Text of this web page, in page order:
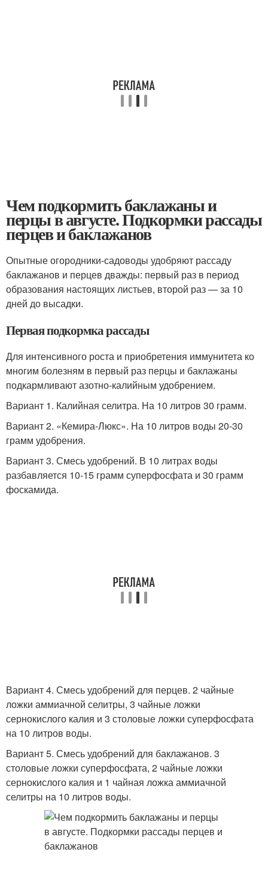
Чем подкормить баклажаны и
перцы в августе. Подкормки рассады
перцев и баклажанов
Опытные огородники-садоводы удобряют рассаду
баклажанов и перцев дважды: первый раз в период
образования настоящих листьев, второй раз — за 10
дней до высадки.
Первая подкормка рассады
Для интенсивного роста и приобретения иммунитета ко
многим болезням в первый раз перцы и баклажаны
подкармливают азотно-калийным удобрением.
Вариант 1. Калийная селитра. На 10 литров 30 грамм.
Вариант 2. «Кемира-Люкс». На 10 литров воды 20-30
грамм удобрения.
Вариант 3. Смесь удобрений. В 10 литрах воды
разбавляется 10-15 грамм суперфосфата и 30 грамм
фоскамида.
Вариант 4. Смесь удобрений для перцев. 2 чайные
ложки аммиачной селитры, 3 чайные ложки
сернокислого калия и 3 столовые ложки суперфосфата
на 10 литров воды.
Вариант 5. Смесь удобрений для баклажанов. 3
столовые ложки суперфосфата, 2 чайные ложки
сернокислого калия и 1 чайная ложка аммиачной
селитры на 10 литров воды.